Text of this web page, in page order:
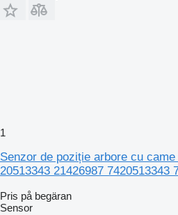
1
Senzor de poziție arbore cu
20513343 21426987 7420513343
Pris på begäran
Sensor